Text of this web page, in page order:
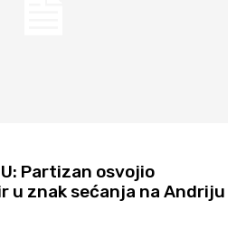
Partizan osvojio
u znak sećanja na Andriju